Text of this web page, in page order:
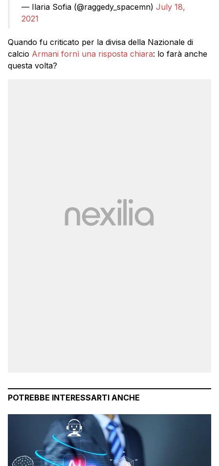
— Ilaria Sofia (@raggedy_spacemn) July 18,
2021
Quando fu criticato per la divisa della Nazionale di
calcio Armani fornì una risposta chiara: lo farà anche
questa volta?
POTREBBE INTERESSARTI ANCHE